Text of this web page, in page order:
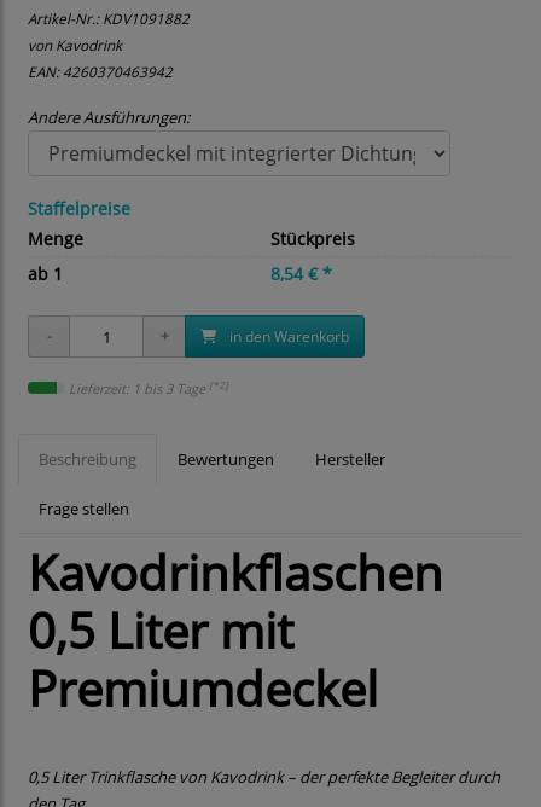
Artikel-Nr.:KDV1091882
von Kavodrink
EAN: 4260370463942
Andere Ausführungen:
Staffelpreise
Menge
Stückpreis
ab 1
8,54 € *
in den Warenkorb
Lieferzeit: 1 bis 3 Tage [*2]
Beschreibung Bewertungen Hersteller
Frage stellen
Kavodrinkflaschen
0,5 Liter mit
Premiumdeckel
0,5 Liter Trinkflasche von Kavodrink – der perfekte Begleiter durch